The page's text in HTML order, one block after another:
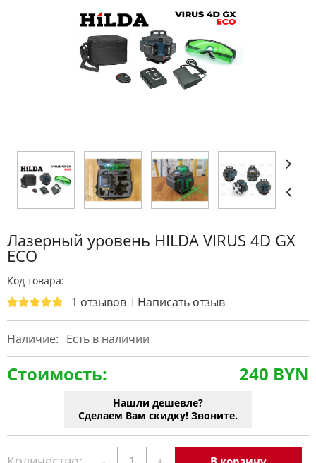
Лазерный уровень HILDA VIRUS 4D GX
ECO
Код товара:
1 отзывов Написать отзыв
Наличие: Есть в наличии
Стоимость: 240 BYN
Нашли дешевле?
Сделаем Вам скидку! Звоните.